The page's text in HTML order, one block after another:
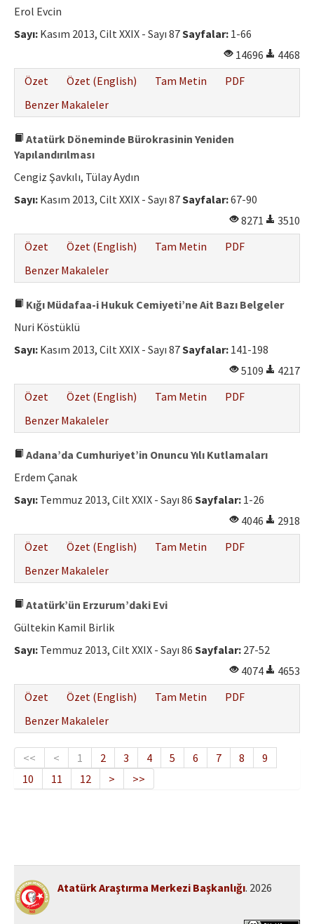
Erol Evcin
Sayı: Kasım 2013, Cilt XXIX - Sayı 87Sayfalar: 1-66
14696
4468
Özet
Özet (English) Tam Metin
PDF
Benzer Makaleler
Atatürk Döneminde Bürokrasinin Yeniden
Yapılandırılması
Cengiz Şavkılı, Tülay Aydın
Sayı: Kasım 2013, Cilt XXIX - Sayı 87Sayfalar:67-90
8271
3510
Özet
Özet (English) Tam Metin
PDF
Benzer Makaleler
Kığı Müdafaa-i Hukuk Cemiyeti’ne Ait Bazı Belgeler
Nuri Köstüklü
Sayı: Kasım 2013, Cilt XXIX - Sayı 87Sayfalar: 141-198
5109
4217
Özet
Özet (English) Tam Metin
PDF
Benzer Makaleler
Adana’da Cumhuriyet’in Onuncu Yılı Kutlamaları
Erdem Çanak
Sayı: Temmuz 2013, Cilt XXIX - Sayı 86 Sayfalar: 1-26
4046
2918
Özet
Özet (English) Tam Metin
PDF
Benzer Makaleler
Atatürk’ün Erzurum’daki Evi
Gültekin Kamil Birlik
Sayı: Temmuz 2013, Cilt XXIX - Sayı 86 Sayfalar: 27-52
4074
4653
Özet
Özet (English) Tam Metin
PDF
Benzer Makaleler
<< < 1 2 3 4 5 6 7 8
9
10
11 12 > >>
Atatürk Araştırma Merkezi Başkanlığı. 2026